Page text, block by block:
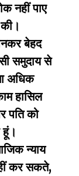
नहीं पाए
बेहद
समुदाय से
अधिक
हासिल
पति को
हूं।
न्याय
कर सकते,